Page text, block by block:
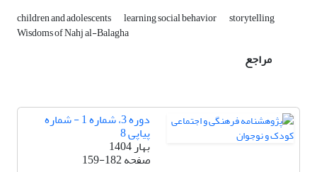
children and adolescents learning social behavior storytelling
Wisdoms of Nahj al-Balagha
مراجع
دوره 3، شماره 1 - شماره
پیاپی 8
بهار 1404
صفحه159-182